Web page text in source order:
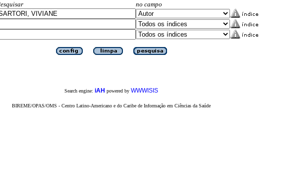
no campo
Search engine: iAH powered by WWWISIS
BIREME/OPAS/OMS - Centro Latino-Americano e do Caribe de Informação em Ciências da Saúde